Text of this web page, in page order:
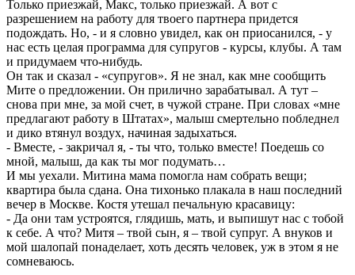
Только приезжай, Макс, только приезжай. А вот с
разрешением на работу для твоего партнера придется
подождать. Но, - и я словно увидел, как он приосанился, - у
нас есть целая программа для супругов - курсы, клубы. А там
и придумаем что-нибудь.
Он так и сказал - «супругов». Я не знал, как мне сообщить
Мите о предложении. Он прилично зарабатывал. А тут –
снова при мне, за мой счет, в чужой стране. При словах «мне
предлагают работу в Штатах», малыш смертельно побледнел
и дико втянул воздух, начиная задыхаться.
- Вместе, - закричал я, - ты что, только вместе! Поедешь со
мной, малыш, да как ты мог подумать…
И мы уехали. Митина мама помогла нам собрать вещи;
квартира была сдана. Она тихонько плакала в наш последний
вечер в Москве. Костя утешал печальную красавицу:
- Да они там устроятся, глядишь, мать, и выпишут нас с тобой
к себе. А что? Митя – твой сын, я – твой супруг. А внуков и
мой шалопай понаделает, хоть десять человек, уж в этом я не
сомневаюсь.